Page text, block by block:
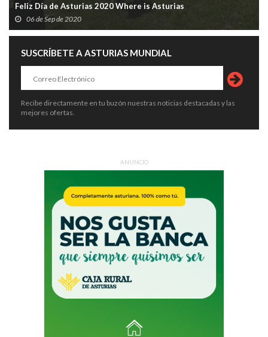
Feliz Día de Asturias 2020 Where is Asturias
06 de Sep de 2020
SUSCRÍBETE A ASTURIAS MUNDIAL
Recibe directamente en tu buzón nuestras noticias destacadas y las
mejores ofertas.
ANUNCIO